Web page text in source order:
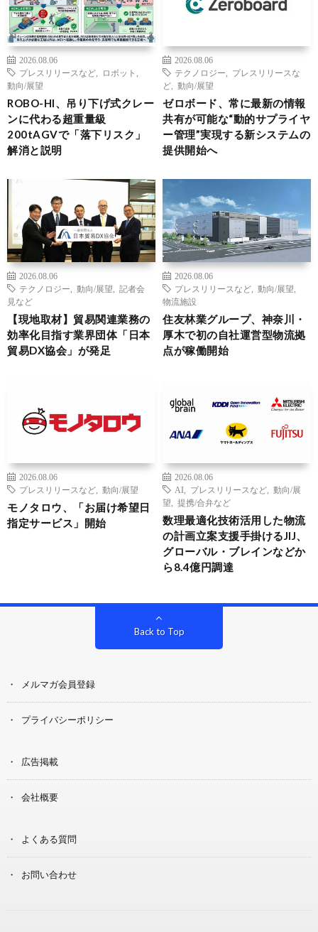
2026.08.06
プレスリリースなど
ロボット
動向/展望
ROBO-HI、吊り下げ式クレー
ンに代わる超重量級
200tAGVで「落下リスク」
解消と説明
2026.08.06
テクノロジー
プレスリリースな
ど
動向/展望
ゼロボード、常に最新の情報
共有が可能な“動的サプライヤ
ー管理”実現する新システムの
提供開始へ
2026.08.06
テクノロジー
動向/展望
記者会
見など
【現地取材】貿易関連業務の
効率化目指す業界団体「日本
貿易DX協会」が発足
2026.08.06
プレスリリースなど
動向/展望
物流施設
住友林業グループ、神奈川・
厚木で初の自社運営型物流拠
点が稼働開始
2026.08.06
プレスリリースなど
動向/展望
モノタロウ、「お届け希望日
指定サービス」開始
2026.08.06
AI
プレスリリースなど
動向/展
望
提携/合弁など
数理最適化技術活用した物流
の計画立案支援手掛けるJIJ、
グローバル・ブレインなどか
ら8.4億円調達
Back to Top
メルマガ会員登録
プライバシーポリシー
広告掲載
会社概要
よくある質問
お問い合わせ